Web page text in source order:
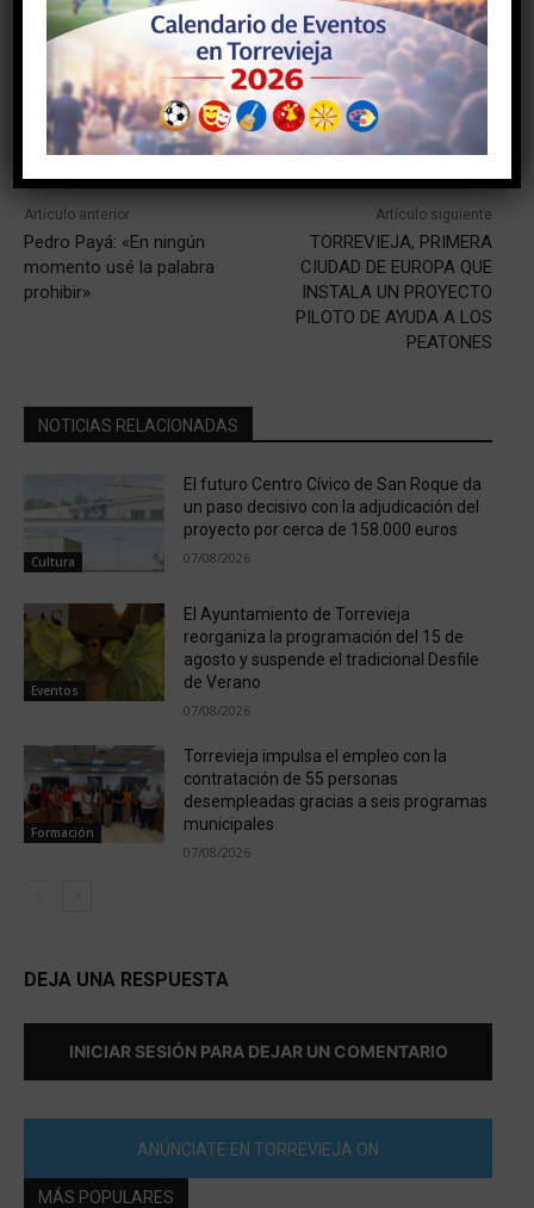
Facebook Twitter Pinterest
Artículo anterior
Pedro Payá: «En ningún
momento usé la palabra
prohibir»
Artículo siguiente
TORREVIEJA, PRIMERA
CIUDAD DE EUROPA QUE
INSTALA UN PROYECTO
PILOTO DE AYUDA A LOS
PEATONES
NOTICIAS RELACIONADAS
Cultura
El futuro Centro Cívico de San Roque da
un paso decisivo con la adjudicación del
proyecto por cerca de 158.000 euros
07/08/2026
Eventos
El Ayuntamiento de Torrevieja
reorganiza la programación del 15 de
agosto y suspende el tradicional Desfile
de Verano
07/08/2026
Formación
Torrevieja impulsa el empleo con la
contratación de 55 personas
desempleadas gracias a seis programas
municipales
07/08/2026
DEJA UNA RESPUESTA
INICIAR SESIÓN PARA DEJAR UN COMENTARIO
ANÚNCIATE EN TORREVIEJA ON
MÁS POPULARES